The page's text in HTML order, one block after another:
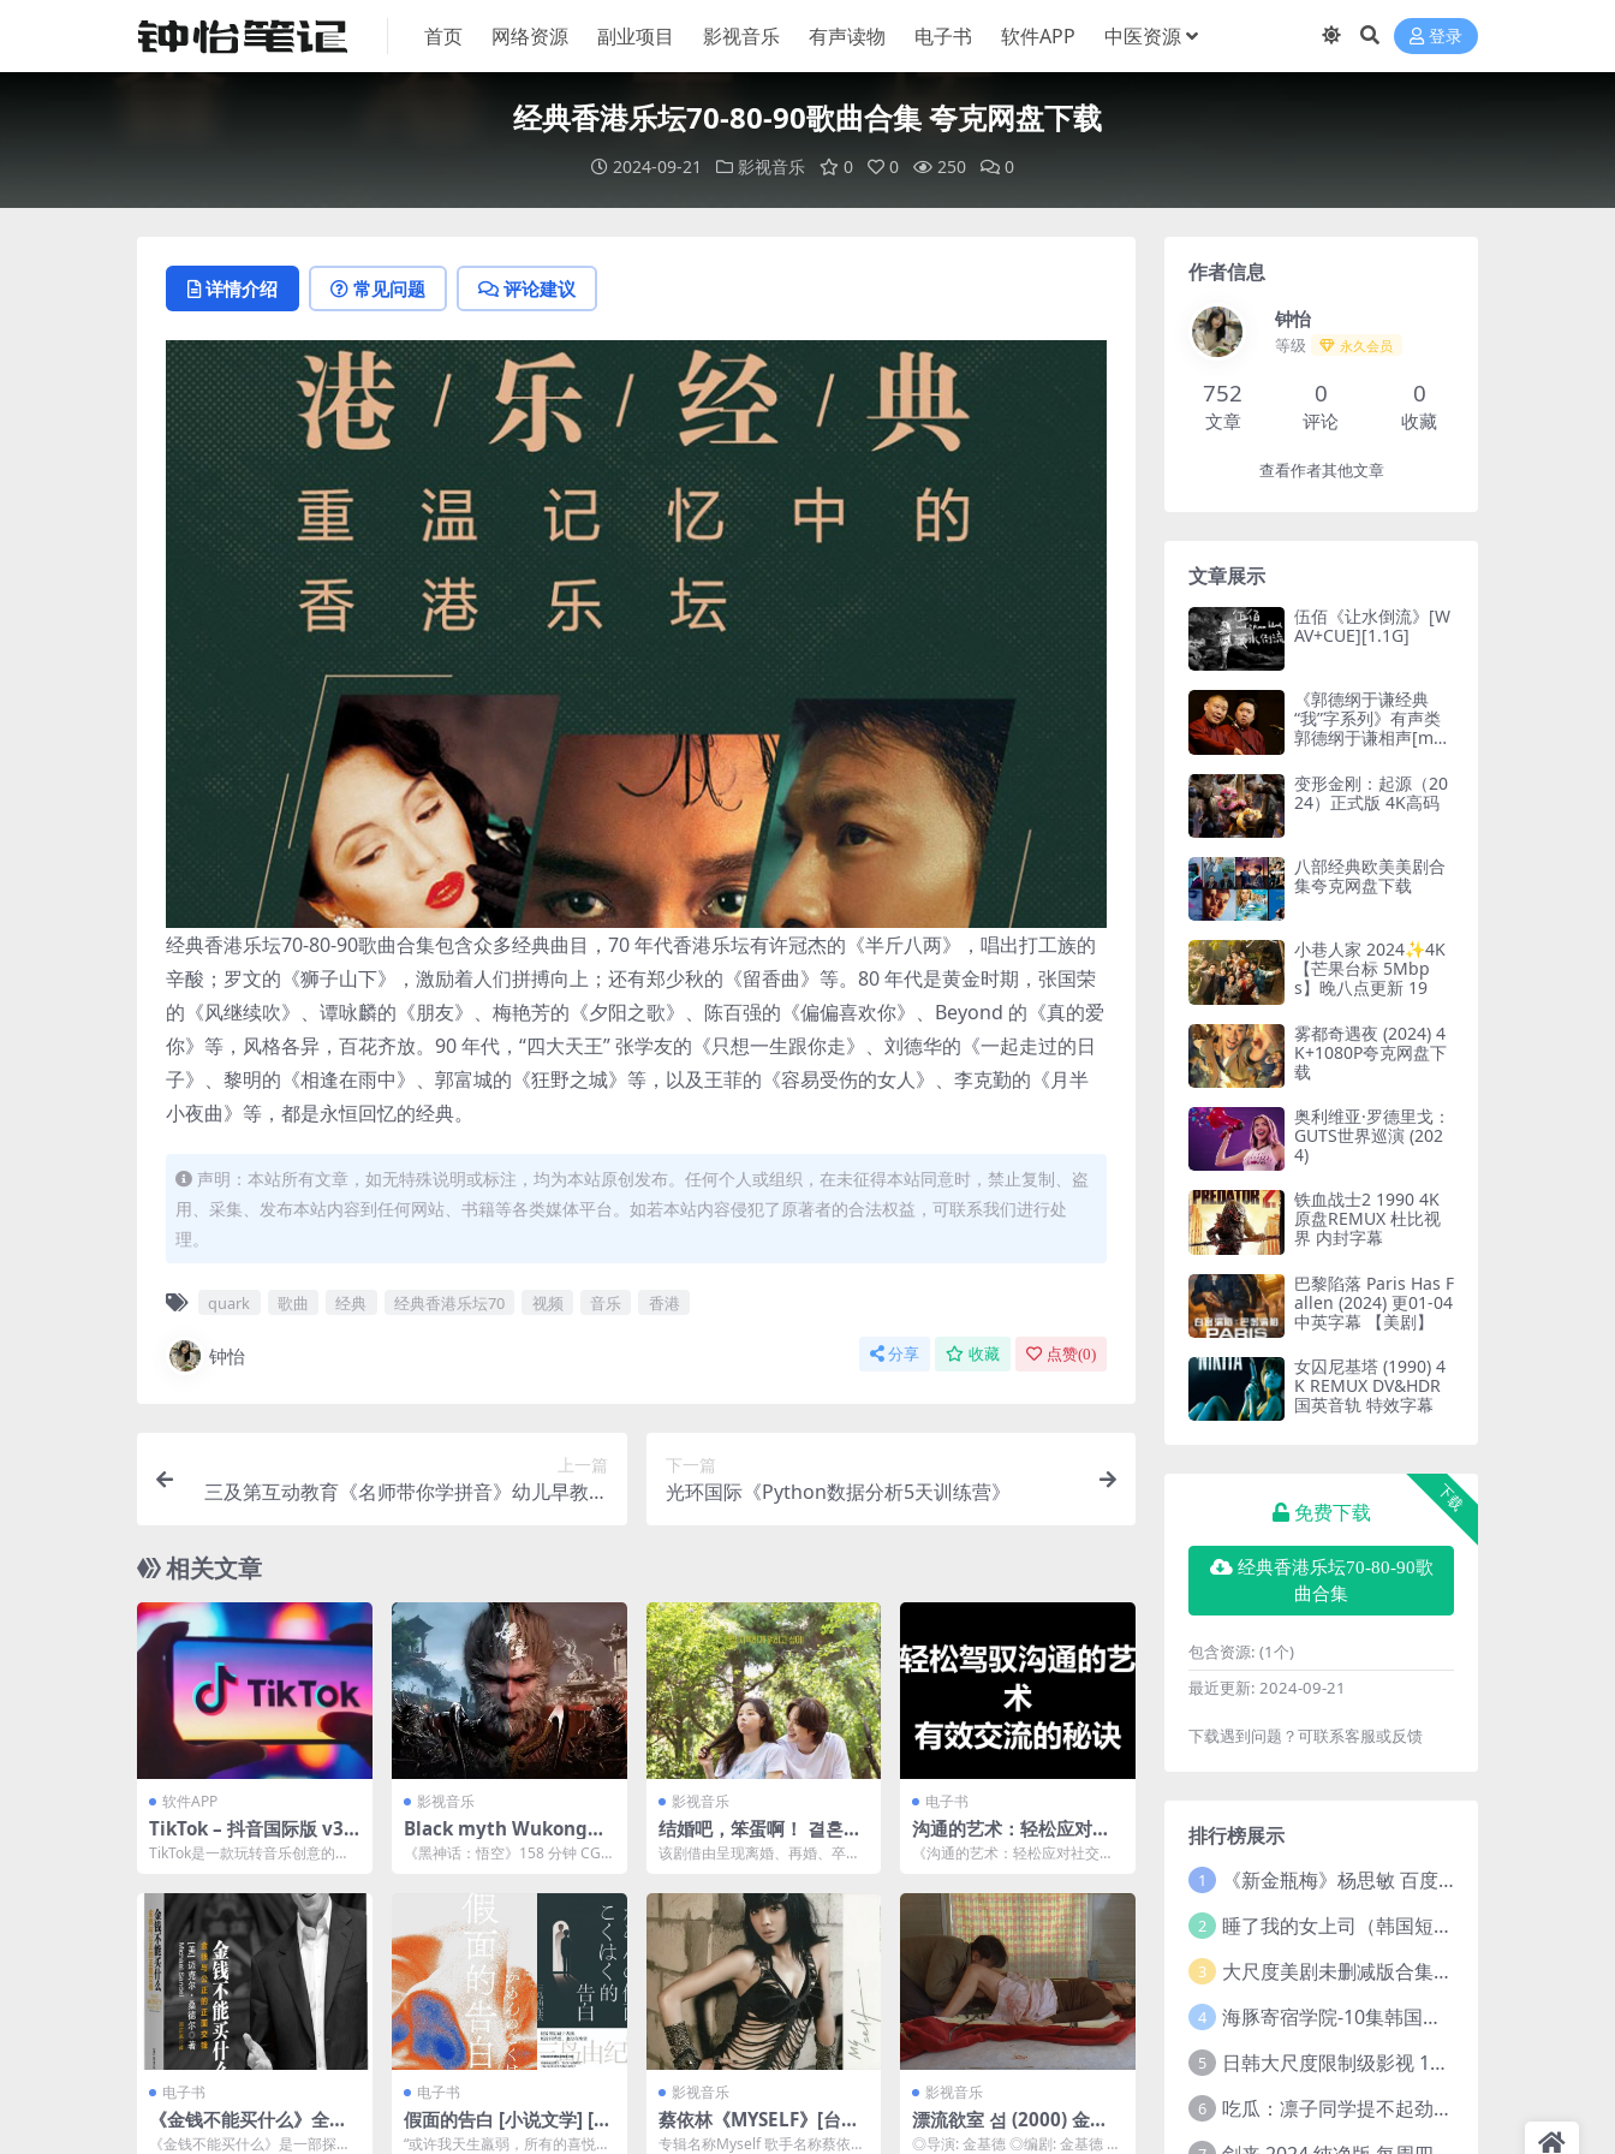
首页 网络资源 副业项目 影视音乐 有声读物 电子书 软件APP 中医资源 登录
经典香港乐坛70-80-90歌曲合集 夸克网盘下载
2024-09-21 影视音乐 0 0 250 0
详情介绍 常见问题 评论建议
经典香港乐坛70-80-90歌曲合集包含众多经典曲目，70 年代香港乐坛有许冠杰的《半斤八两》，唱出打工族的
辛酸；罗文的《狮子山下》，激励着人们拼搏向上；还有郑少秋的《留香曲》等。80 年代是黄金时期，张国荣
的《风继续吹》、谭咏麟的《朋友》、梅艳芳的《夕阳之歌》、陈百强的《偏偏喜欢你》、Beyond 的《真的爱
你》等，风格各异，百花齐放。90 年代，“四大天王” 张学友的《只想一生跟你走》、刘德华的《一起走过的日
子》、黎明的《相逢在雨中》、郭富城的《狂野之城》等，以及王菲的《容易受伤的女人》、李克勤的《月半
小夜曲》等，都是永恒回忆的经典。
声明：本站所有文章，如无特殊说明或标注，均为本站原创发布。任何个人或组织，在未征得本站同意时，禁止复制、盗
用、采集、发布本站内容到任何网站、书籍等各类媒体平台。如若本站内容侵犯了原著者的合法权益，可联系我们进行处
理。
quark 歌曲 经典 经典香港乐坛70 视频 音乐 香港
钟怡 分享 收藏 点赞(0)
上一篇
三及第互动教育《名师带你学拼音》幼儿早教视
下一篇
光环国际《Python数据分析5天训练营》
相关文章
软件APP
TikTok – 抖音国际版 v37.
5.3 + TikTokPlugin v1.6
TikTok是一款玩转音乐创意的短
群。在这里每个人...
影视音乐
Black myth Wukong
《黑神话：悟空》158分
0帧最高画质夸克网盘下载
《黑神话：悟空》158 分钟 CG
影视音乐
结婚吧，笨蛋啊！ 결혼하
자 맹꽁아！ (2024) 更新0
该剧借由呈现离婚、再婚、卒婚
的真正意义，是一部企图...
电子书
沟通的艺术：轻松应对社
交场合（套装共5册）（沟
开口就成为人群焦点，逆
袭职场！）
《沟通的艺术：轻松应对社交场
沟通能力的实用书籍，特别...
电子书
《金钱不能买什么》全格
式夸克网盘下载
《金钱不能买什么》是一部探讨
电子书
假面的告白 [ 小说文学] [p
df+全格式]夸克网盘下载
“或许我天生羸弱，所有的喜悦都
影视音乐
蔡依林《MYSELF》[台湾
首版][WAV+CUE][1.1G]
专辑名称Myself 歌手名称蔡依林
影视音乐
漂流欲室 섬 (2000) 金基
德大尺度情色暴力美学片
◎导演: 金基德 ◎编剧: 金基德 ◎
作者信息
钟怡
等级 永久会员
752
文章
0
评论
0
收藏
查看作者其他文章
文章展示
伍佰《让水倒流》[W
AV+CUE][1.1G]
《郭德纲于谦经典
“我”字系列》有声类
郭德纲于谦相声[mp
变形金刚：起源（20
24）正式版 4K高码
八部经典欧美美剧合
集夸克网盘下载
小巷人家 2024✨4K
【芒果台标 5Mbp
s】晚八点更新 19
雾都奇遇夜 (2024) 4
K+1080P夸克网盘下
载
奥利维亚·罗德里戈：
GUTS世界巡演 (202
4)
铁血战士2 1990 4K
原盘REMUX 杜比视
界 内封字幕
巴黎陷落 Paris Has F
allen (2024) 更01-04
中英字幕 【美剧】
女囚尼基塔 (1990) 4
K REMUX DV&HDR
国英音轨 特效字幕
下载
免费下载
经典香港乐坛70-80-90歌
曲合集
包含资源: (1个)
最近更新: 2024-09-21
下载遇到问题？可联系客服或反馈
排行榜展示
1 《新金瓶梅》杨思敏 百度云网盘下载.1080P阿里下载.国语中字.(1996)
2 睡了我的女上司（韩国短剧）4K超清/中字百度云网盘下载
3 大尺度美剧未删减版合集【22部】
4 海豚寄宿学院-10集韩国高颜值短剧
5 日韩大尺度限制级影视 120部大合集无删减版
6 吃瓜：凛子同学提不起劲/小怡loli 72V+23V+14V–24.02GB】